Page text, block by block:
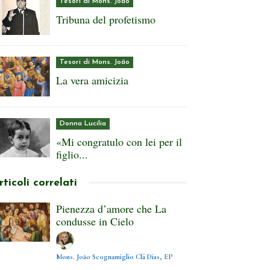
Tribuna del profetismo
Tesori di Mons. João
La vera amicizia
Donna Lucilia
«Mi congratulo con lei per il
figlio...
correlati
Pienezza d’amore che La
condusse in Cielo
Mons. João Scognamiglio Clá Dias, EP